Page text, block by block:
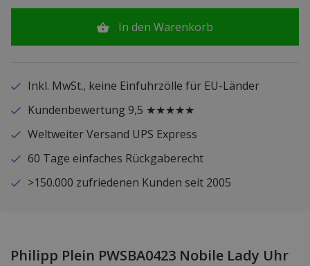
In den Warenkorb
Inkl. MwSt., keine Einfuhrzölle für EU-Länder
Kundenbewertung 9,5 ★★★★★
Weltweiter Versand UPS Express
60 Tage einfaches Rückgaberecht
>150.000 zufriedenen Kunden seit 2005
Philipp Plein PWSBA0423 Nobile Lady Uhr